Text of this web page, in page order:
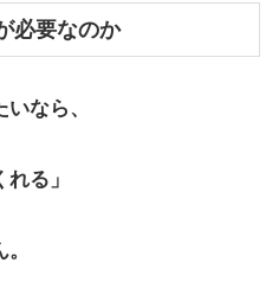
必要なのか
なら、
る」